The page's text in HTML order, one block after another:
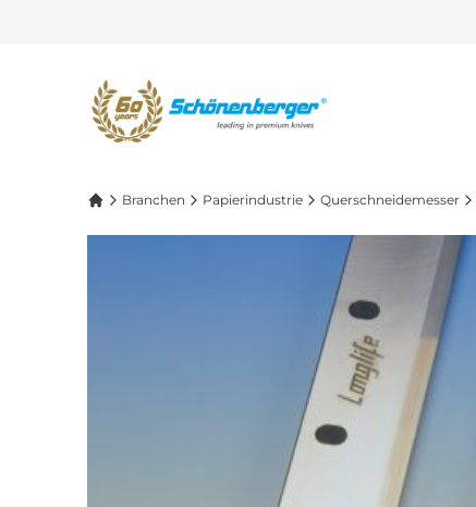
Branchen Papierindustrie Querschneidemesser